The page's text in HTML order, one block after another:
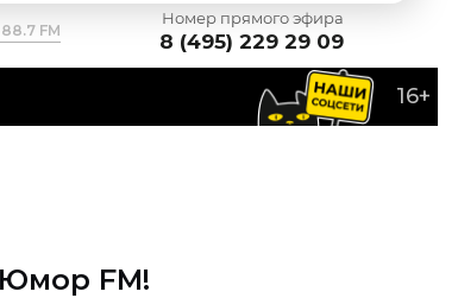
FM
Номер прямого эфира
8 (495) 229 29 09
16+
FM!